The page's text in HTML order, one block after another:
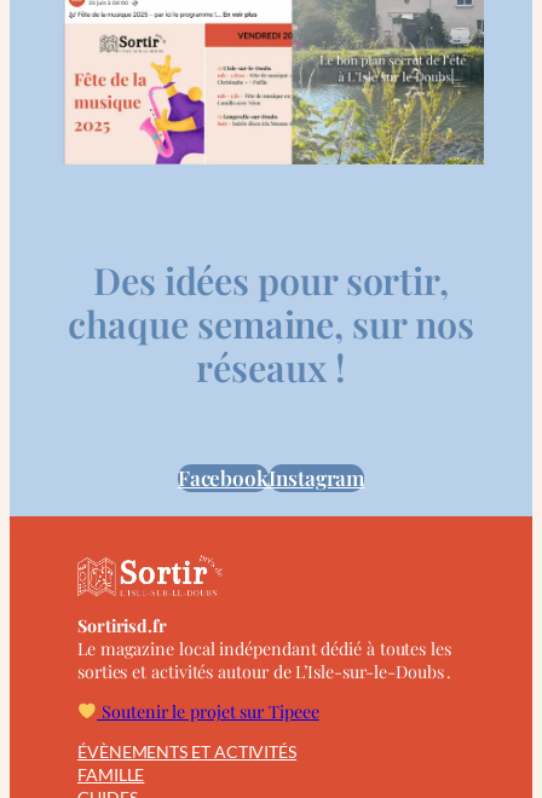
Des idées pour sortir,
chaque semaine, sur nos
réseaux !
FacebookInstagram
Sortirisd.fr
Le magazine local indépendant dédié à toutes les
sorties et activités autour de L’Isle-sur-le-Doubs .
Soutenir le projet sur Tipeee
ÉVÈNEMENTS ET ACTIVITÉS
FAMILLE